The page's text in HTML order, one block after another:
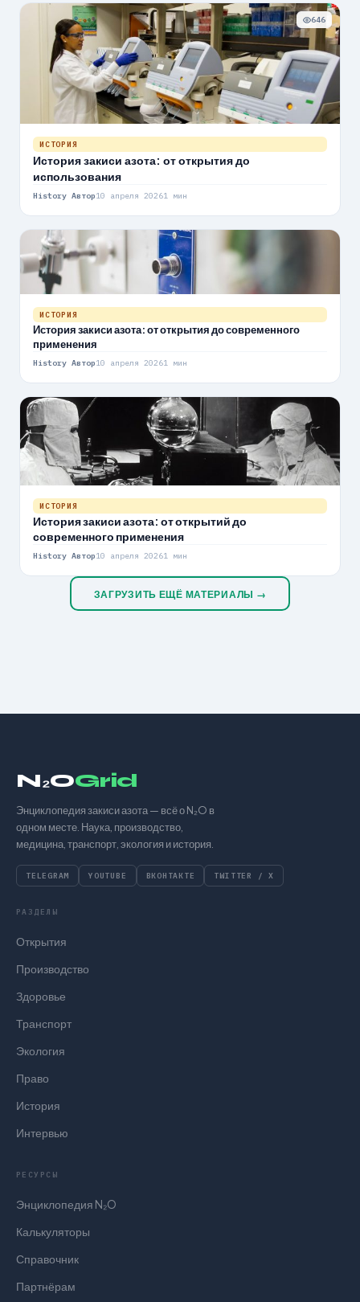
646
ИСТОРИЯ
История закиси азота: от открытия до
использования
History Автор10 апреля 20261 мин
ИСТОРИЯ
История закиси азота: от открытия до современного
применения
History Автор10 апреля 20261 мин
ИСТОРИЯ
История закиси азота: от открытий до
современного применения
History Автор10 апреля 20261 мин
ЗАГРУЗИТЬ ЕЩЁ МАТЕРИАЛЫ →
N₂OGrid
Энциклопедия закиси азота — всё о N₂O в
одном месте. Наука, производство,
медицина, транспорт, экология и история.
TELEGRAM YOUTUBE ВКОНТАКТЕ TWITTER / X
РАЗДЕЛЫ
Открытия
Производство
Здоровье
Транспорт
Экология
Право
История
Интервью
РЕСУРСЫ
Энциклопедия N₂O
Калькуляторы
Справочник
Партнёрам